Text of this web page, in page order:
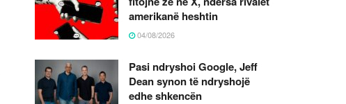
amerikanë heshtin
04/08/2026
Pasi ndryshoi Google, Jeff
Dean synon të ndryshojë
edhe shkencën